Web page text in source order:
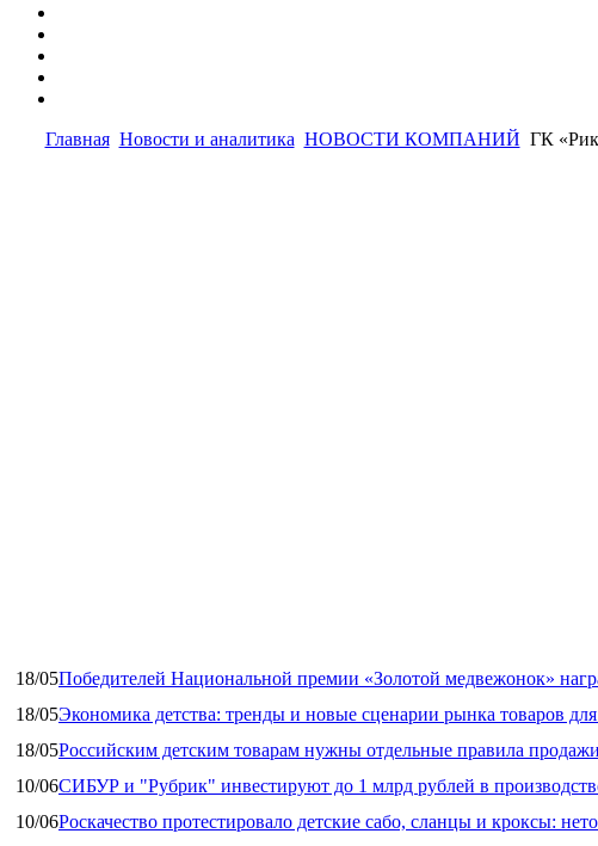
Главная Новости и аналитика НОВОСТИ КОМПАНИЙ ГК
18/05Победителей Национальной премии «Золотой медвежонок»
18/05Экономика детства: тренды и новые сценарии рынка товаров для
18/05Российским детским товарам нужны отдельные правила
10/06СИБУР и "Рубрик" инвестируют до 1 млрд рублей в
10/06Роскачество протестировало детские сабо, сланцы и кроксы: